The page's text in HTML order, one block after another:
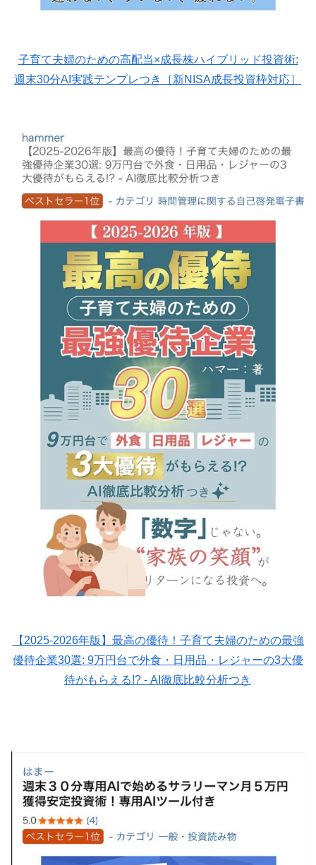
子育て夫婦のための高配当×成長株ハイブリッド投資術:
週末30分AI実践テンプレつき［新NISA成長投資枠対応］
【2025-2026年版】最高の優待！子育て夫婦のための最強
優待企業30選: 9万円台で外食・日用品・レジャーの3大優
待がもらえる!? - AI徹底比較分析つき